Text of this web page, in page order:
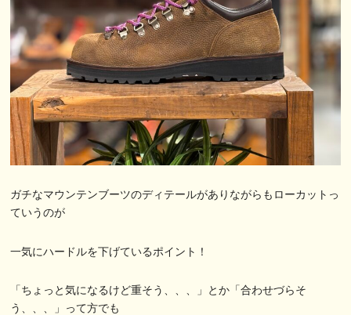
ガチなマウンテンブーツのディテールがありながらもローカットっ
ていうのが
一気にハードルを下げているポイント！
「ちょっと気になるけど重そう、、、」とか「合わせづらそ
う、、、」って方でも